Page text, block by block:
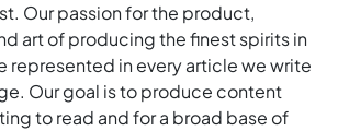
Our passion for the product,
art of producing the finest spirits in
represented in every article we write
Our goal is to produce content
to read and for a broad base of